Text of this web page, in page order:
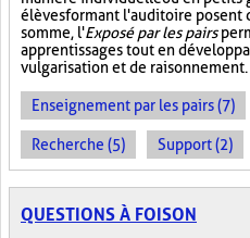
élèves formant l'auditoire posent
somme, l'Exposé par les pairs
apprentissages tout en
vulgarisation et de raisonnement.
Enseignement par les pairs (7)
Recherche (5) Support (2)
QUESTIONS À FOISON